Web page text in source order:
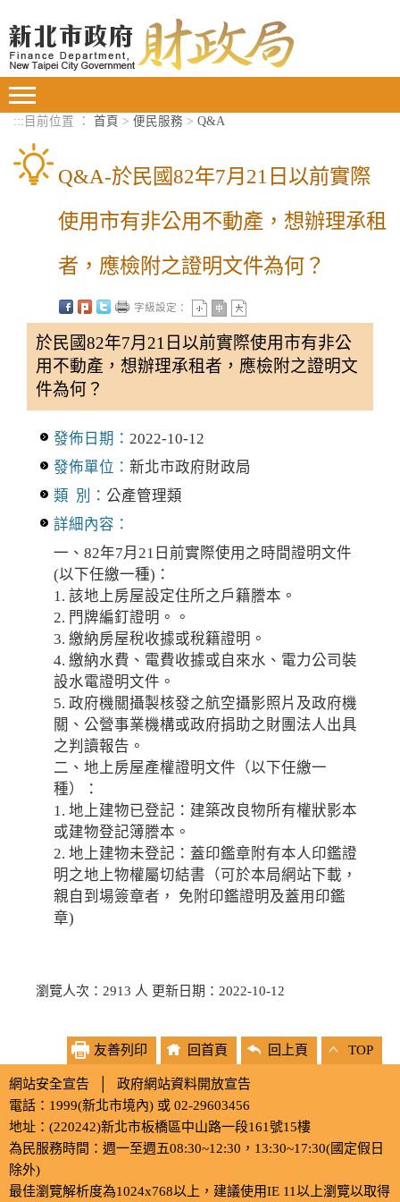
::: 目前位置 ： 首頁 > 便民服務 > Q&A
Q&A-於民國82年7月21日以前實際
使用市有非公用不動產，想辦理承租
者，應檢附之證明文件為何？
字級設定：
於民國82年7月21日以前實際使用市有非公
用不動產，想辦理承租者，應檢附之證明文
件為何？
發佈日期： 2022-10-12
發佈單位： 新北市政府財政局
類 別： 公產管理類
詳細內容：
一、82年7月21日前實際使用之時間證明文件
(以下任繳一種)：
1. 該地上房屋設定住所之戶籍謄本。
2. 門牌編釘證明。。
3. 繳納房屋稅收據或稅籍證明。
4. 繳納水費、電費收據或自來水、電力公司裝
設水電證明文件。
5. 政府機關攝製核發之航空攝影照片及政府機
關、公營事業機構或政府捐助之財團法人出具
之判讀報告。
二、地上房屋產權證明文件（以下任繳一
種）：
1. 地上建物已登記：建築改良物所有權狀影本
或建物登記簿謄本。
2. 地上建物未登記：蓋印鑑章附有本人印鑑證
明之地上物權屬切結書（可於本局網站下載，
親自到場簽章者， 免附印鑑證明及蓋用印鑑
章)
瀏覽人次：2913 人 更新日期：2022-10-12
友善列印 回首頁 回上頁 TOP
網站安全宣告
政府網站資料開放宣告
電話：1999(新北市境內) 或 02-29603456
地址：(220242)新北市板橋區中山路一段161號15樓
為民服務時間：週一至週五08:30~12:30，13:30~17:30(國定假日
除外)
最佳瀏覽解析度為1024x768以上，建議使用IE 11以上瀏覽以取得